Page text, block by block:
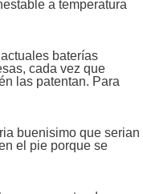
a temperatura
baterías
cada vez que
las patentan. Para
buenisimo que serian
el pie porque se